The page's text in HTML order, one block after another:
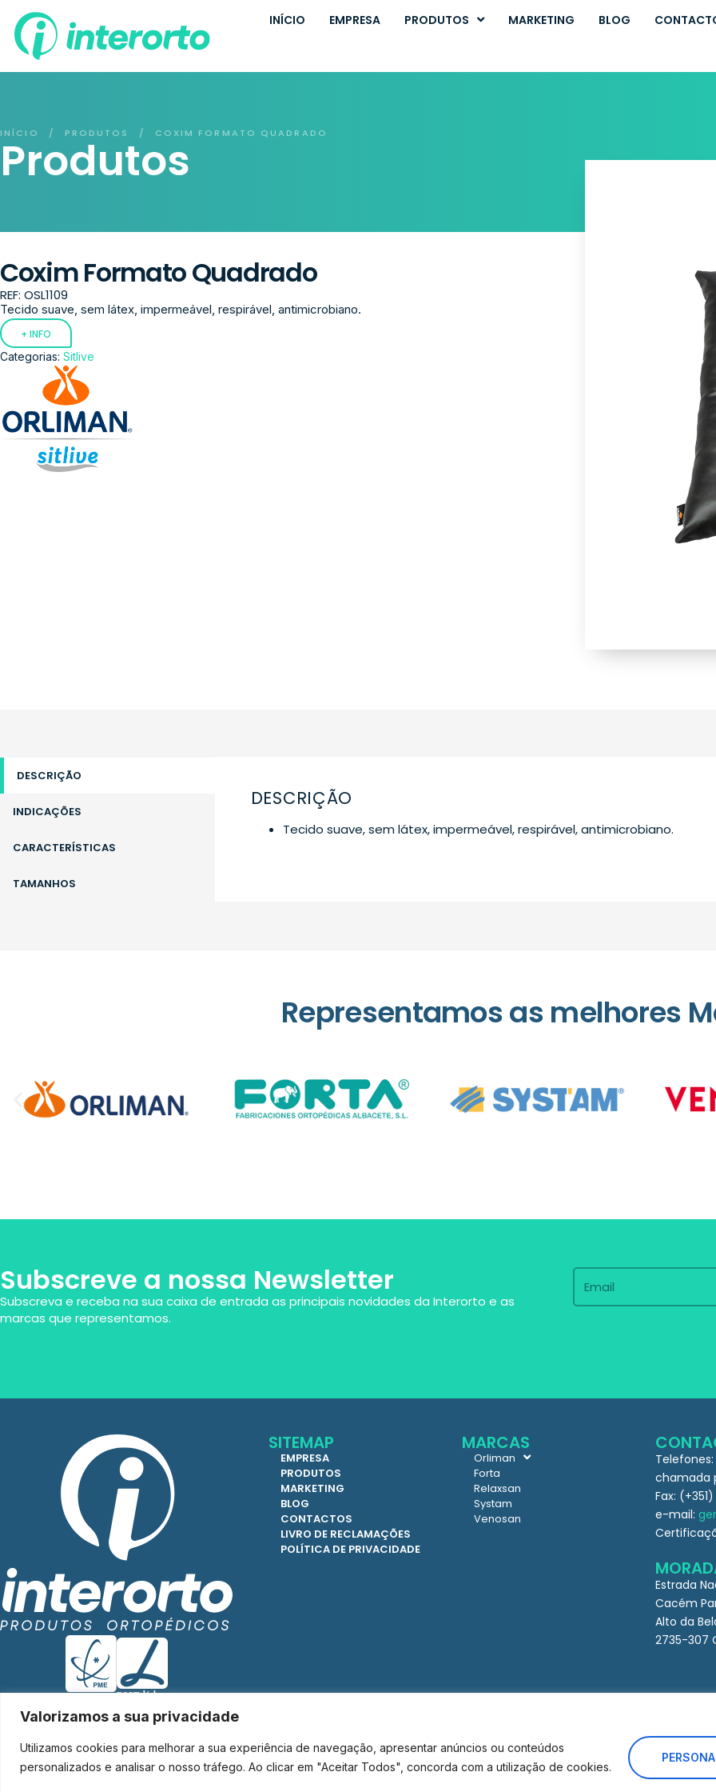
Valorizamos a sua privacidade
Utilizamos cookies para melhorar a sua experiência de navegação, apresentar anúncios ou conteúdos
personalizados e analisar o nosso tráfego. Ao clicar em "Aceitar Todos", concorda com a utilização de cookies.
INÍCIO EMPRESA PRODUTOS MARKETING BLOG
INÍCIO / PRODUTOS / COXIM FORMATO QUADRADO
Produtos
Coxim Formato Quadrado
REF: OSL1109
Tecido suave, sem látex, impermeável, respirável, antimicrobiano.
+ INFO
Categorias: Sitlive
DESCRIÇÃO
INDICAÇÕES
CARACTERÍSTICAS
TAMANHOS
DESCRIÇÃO
Tecido suave, sem látex, impermeável, respirável, antimicrobiano.
Representamos as melhores
Subscreve a nossa Newsletter
Subscreva e receba na sua caixa de entrada as principais novidades da Interorto e as
marcas que representamos.
SITEMAP
EMPRESA
PRODUTOS
MARKETING
BLOG
CONTACTOS
LIVRO DE RECLAMAÇÕES
POLÍTICA DE PRIVACIDADE
MARCAS
Orliman
Forta
Relaxsan
Systam
Venosan
Telefones:
chamada
Fax:
e-mail:
Estrada
Cacém
Alto da
2735-307
Interorto © 2026 - Todos os direitos reservados.